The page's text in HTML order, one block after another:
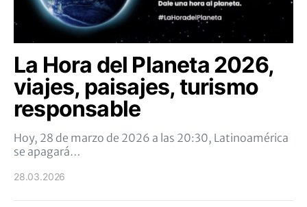
La Hora del Planeta 2026,
viajes, paisajes, turismo
responsable
Hoy, 28 de marzo de 2026 a las 20:30, Latinoamérica
se apagará…
28.03.2026